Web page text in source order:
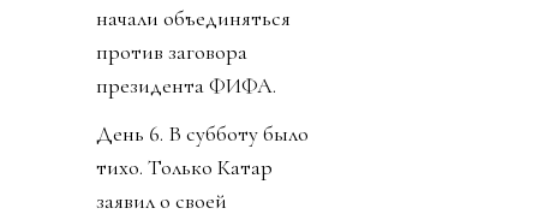
начали объединяться
против заговора
президента ФИФА.
День 6. В субботу было
тихо. Только Катар
заявил о своей